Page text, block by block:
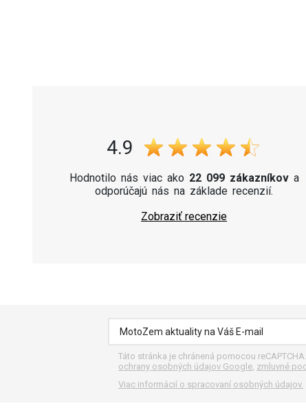
4.9
Hodnotilo nás viac ako 22 099 zákazníkova
odporúčajú nás na základe recenzií.
Zobraziť recenzie
Táto stránka je chránená pomocou reCAPTCHA.
ochrany osobných údajov Google zmluvné
Viac informácií o spracovaní osobných údajov.